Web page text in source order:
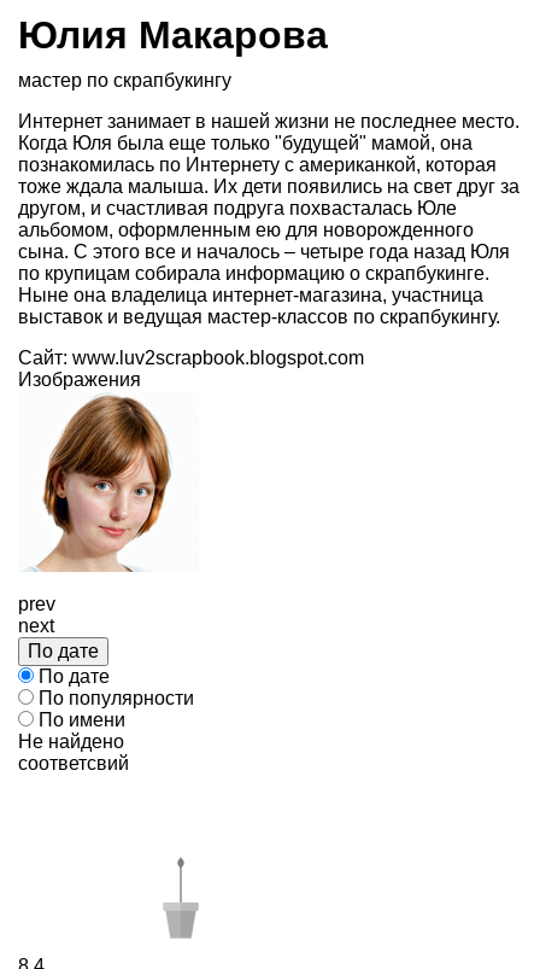
Юлия Макарова
мастер по скрапбукингу
Интернет занимает в нашей жизни не последнее место.
Когда Юля была еще только "будущей" мамой, она
познакомилась по Интернету с американкой, которая
тоже ждала малыша. Их дети появились на свет друг за
другом, и счастливая подруга похвасталась Юле
альбомом, оформленным ею для новорожденного
сына. С этого все и началось – четыре года назад Юля
по крупицам собирала информацию о скрапбукинге.
Ныне она владелица интернет-магазина, участница
выставок и ведущая мастер-классов по скрапбукингу.
Cайт: www.luv2scrapbook.blogspot.com
Изображения
prev
next
По дате
По дате
По популярности
По имени
Не найдено
соответсвий